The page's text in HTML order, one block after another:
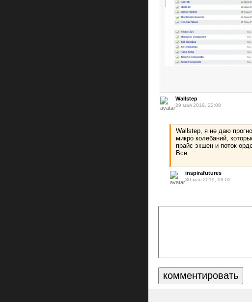
Wallstep
29 мая 2019, 22:08
Wallstep, я не даю
микро колебаний,
прайс экшен и поток
Всё.
inspirafutures
30 мая 2019, 08:02